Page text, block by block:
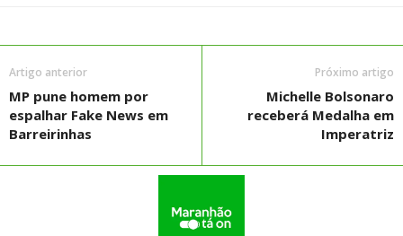
Artigo anterior
MP pune homem por
espalhar Fake News em
Barreirinhas
Próximo artigo
Michelle Bolsonaro
receberá Medalha em
Imperatriz